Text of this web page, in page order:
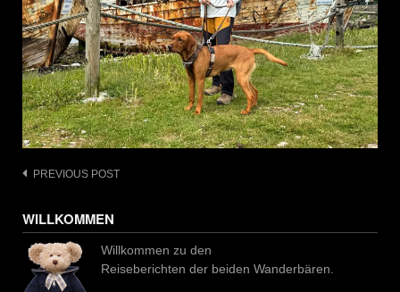
Post
PREVIOUS POST
WILLKOMMEN
Willkommen zu den
Reiseberichten der beiden Wanderbären.